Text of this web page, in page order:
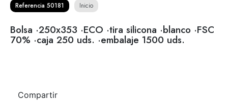
Referencia 50181 Inicio
Bolsa ·250x353 ·ECO ·tira silicona ·blanco ·FSC
70% ·caja 250 uds. ·embalaje 1500 uds.
Compartir